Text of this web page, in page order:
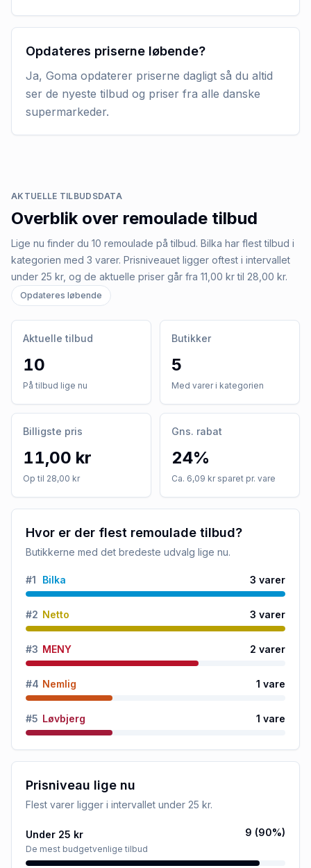
Opdateres priserne løbende?
Ja, Goma opdaterer priserne dagligt så du altid
ser de nyeste tilbud og priser fra alle danske
supermarkeder.
AKTUELLE TILBUDSDATA
Overblik over remoulade tilbud
Lige nu finder du 10 remoulade på tilbud. Bilka har flest tilbud i
kategorien med 3 varer. Prisniveauet ligger oftest i intervallet
under 25 kr, og de aktuelle priser går fra 11,00 kr til 28,00 kr.
Opdateres løbende
Aktuelle tilbud
10
På tilbud lige nu
Butikker
5
Med varer i kategorien
Billigste pris
11,00 kr
Op til 28,00 kr
Gns. rabat
24%
Ca. 6,09 kr sparet pr. vare
Hvor er der flest remoulade tilbud?
Butikkerne med det bredeste udvalg lige nu.
#1 Bilka 3 varer
#2 Netto 3 varer
#3 MENY 2 varer
#4 Nemlig 1 vare
#5 Løvbjerg 1 vare
Prisniveau lige nu
Flest varer ligger i intervallet under 25 kr.
Under 25 kr
De mest budgetvenlige tilbud
9 (90%)